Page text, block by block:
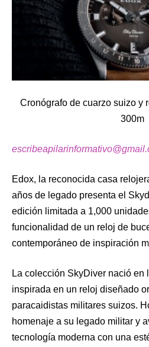
Cronógrafo de cuarzo suizo y
300m
Edox, la reconocida casa
años de legado presenta el
edición limitada a 1,000
funcionalidad de un reloj de
contemporáneo de inspiración
La colección SkyDiver nació en
inspirada en un reloj diseñado
paracaidistas militares suizos.
homenaje a su legado militar y
tecnología moderna con una